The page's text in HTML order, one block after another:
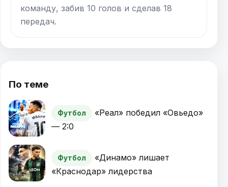
команду, забив 10 голов и сделав 18
передач.
По теме
Футбол
«Реал» победил «Овьедо»
— 2:0
Футбол
«Динамо» лишает
«Краснодар» лидерства